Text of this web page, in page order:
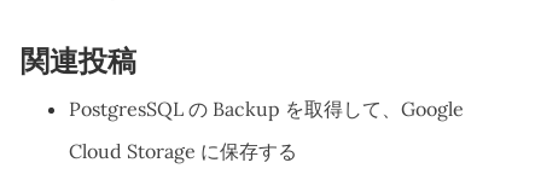
関連投稿
PostgresSQL の Backup を取得して、Google
Cloud Storage に保存する